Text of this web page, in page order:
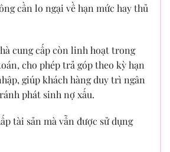
cần lo ngại về hạn mức hay thủ
cung cấp còn linh hoạt trong
cho phép trả góp theo kỳ hạn
giúp khách hàng duy trì ngân
phát sinh nợ xấu.
tài sản mà vẫn được sử dụng